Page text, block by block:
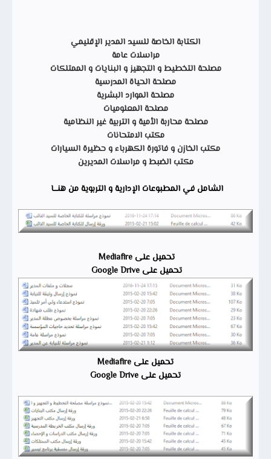
الكتابة الخاصة للسيد المدير الإقليمي
مراسلات عامة
مصلحة التخطيط و التجهيز و البنايات و الممتلكات
مصلحة الحياة المدرسية
مصلحة الموارد البشرية
مصلحة المعلوميات
مصلحة محاربة الأمية و التربية غير النظامية
مكتب الامتحانات
مكتب الخازن و فاتورة الكهرباء و حظيرة السيارات
مكتب الضبط و مراسلات المديرين
الشامل في المطبوعات الإدارية و التربوية من هنـــا
تحميل على Mediafire
تحميل على Google Drive
تحميل على Mediafire
تحميل على Google Drive